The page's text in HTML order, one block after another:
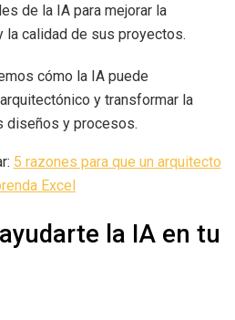
de la IA para mejorar la
la calidad de sus proyectos.
cómo la IA puede
y transformar la
diseños y procesos.
5 razones para que un arquitecto
Excel
la IA en tu